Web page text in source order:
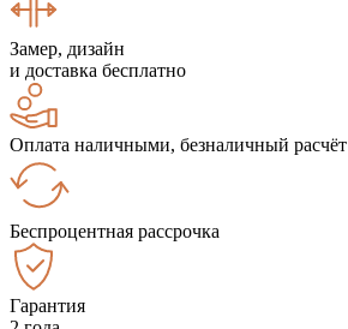
Замер, дизайн
и доставка бесплатно
Оплата наличными, безналичный расчёт
Беспроцентная рассрочка
Гарантия